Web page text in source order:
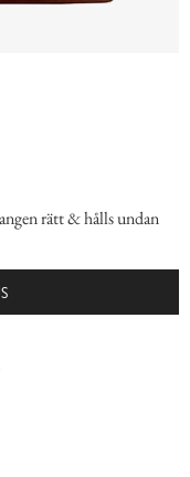
rätt & hålls undan